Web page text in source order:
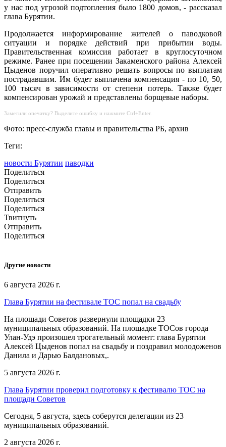
у нас под угрозой подтопления было 1800 домов, - рассказал
глава Бурятии.
Продолжается информирование жителей о паводковой
ситуации и порядке действий при прибытии воды.
Правительственная комиссия работает в круглосуточном
режиме. Ранее при посещении Закаменского района Алексей
Цыденов поручил оперативно решать вопросы по выплатам
пострадавшим. Им будет выплачена компенсация - по 10, 50,
100 тысяч в зависимости от степени потерь. Также будет
компенсирован урожай и представлены борщевые наборы.
Заметили опечатку? Выделите ошибку и нажмите Ctrl+Enter.
Фото: пресс-служба главы и правительства РБ, архив
Теги:
новости Бурятии паводки
Поделиться
Поделиться
Отправить
Поделиться
Поделиться
Твитнуть
Отправить
Поделиться
Другие новости
6 августа 2026 г.
Глава Бурятии на фестивале ТОС попал на свадьбу
На площади Советов развернули площадки 23
муниципальных образований. На площадке ТОСов города
Улан-Удэ произошел трогательный момент: глава Бурятии
Алексей Цыденов попал на свадьбу и поздравил молодоженов
Данила и Дарью Балдановых,.
5 августа 2026 г.
Глава Бурятии проверил подготовку к фестивалю ТОС на
площади Советов
Сегодня, 5 августа, здесь соберутся делегации из 23
муниципальных образований.
2 августа 2026 г.